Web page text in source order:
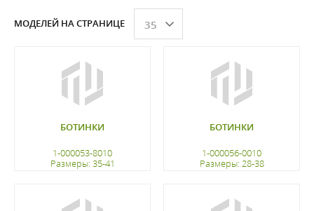
МОДЕЛЕЙ НА СТРАНИЦЕ 35
БОТИНКИ
1-000053-8010
Размеры: 35-41
БОТИНКИ
1-000056-0010
Размеры: 28-38